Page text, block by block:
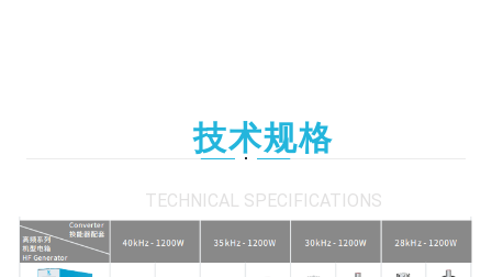
技术规格
TECHNICAL SPECIFICATIONS